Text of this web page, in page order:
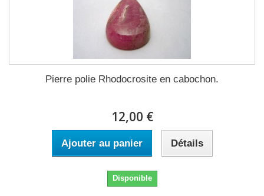
Pierre polie Rhodocrosite en cabochon.
12,00 €
Ajouter au panier Détails
Disponible